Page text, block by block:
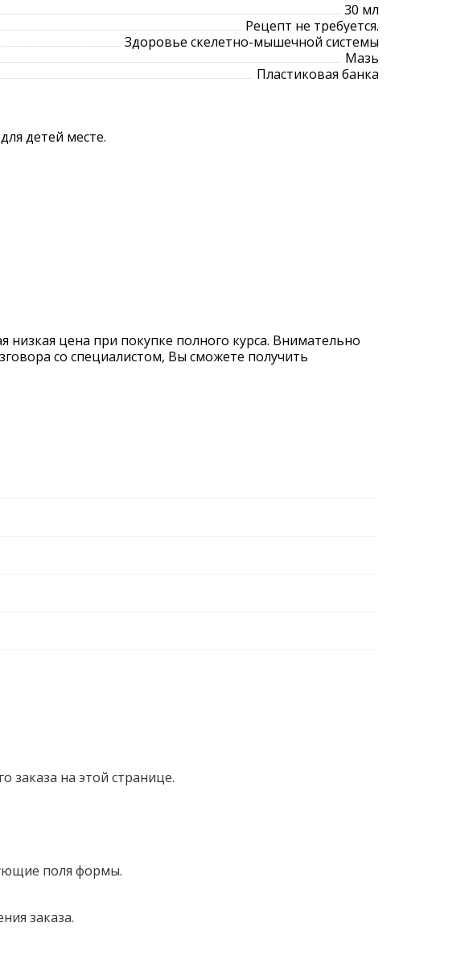
30 мл
Рецепт не требуется.
Здоровье скелетно-мышечной системы
Мазь
Пластиковая банка
детей месте.
цена при покупке полного курса. Внимательно
со специалистом, Вы сможете получить
заказа на этой странице.
поля формы.
заказа.